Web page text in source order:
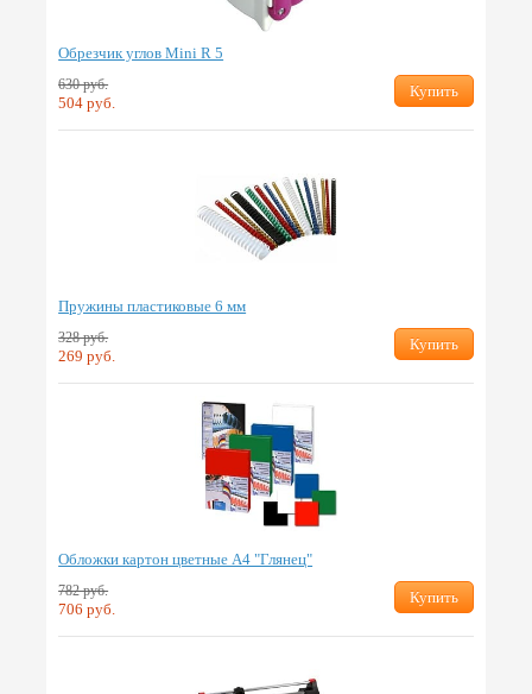
Обрезчик углов Mini R 5
630 руб.
504 руб.
Купить
Пружины пластиковые 6 мм
328 руб.
269 руб.
Купить
Обложки картон цветные А4 "Глянец"
782 руб.
706 руб.
Купить